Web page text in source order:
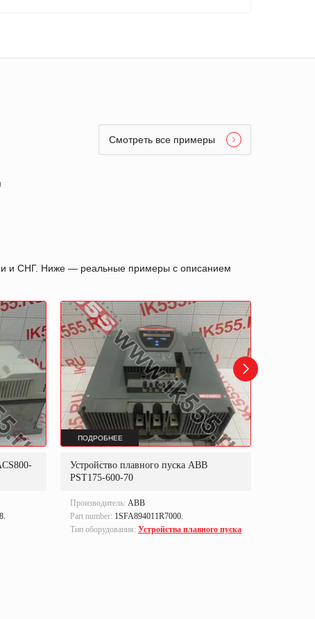
Смотреть все примеры
и СНГ. Ниже — реальные примеры с описанием
ПОДРОБНЕЕ
Устройство плавного пуска ABB
PST175-600-70
Производитель: ABB
Part number: 1SFA894011R7000.
Тип оборудования: Устройства плавного пуска